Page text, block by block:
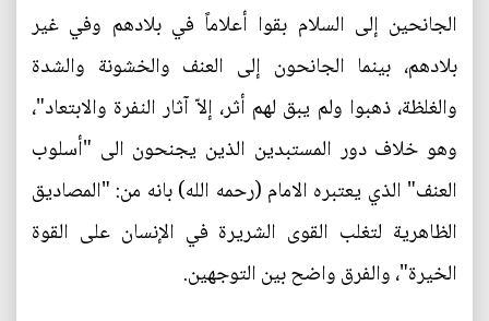
الجانحين إلى السلام بقوا أعلاماً في بلادهم وفي غير
بلادهم، بينما الجانحون إلى العنف والخشونة والشدة
والغلظة، ذهبوا ولم يبق لهم أثر، إلاّ آثار النفرة والابتعاد"،
وهو خلاف دور المستبدين الذين يجنحون الى "أسلوب
العنف" الذي يعتبره الامام (رحمه الله) بانه من: "المصاديق
الظاهرية لتغلب القوى الشريرة في الإنسان على القوة
الخيرة"، والفرق واضح بين التوجهين.